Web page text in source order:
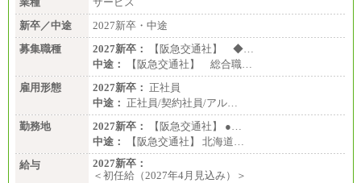
新卒／中途
2027新卒・中途
募集職種
2027新卒：
【阪急交通社】 ◆…
中途：
【阪急交通社】 総合職…
雇用形態
2027新卒： 正社員
中途： 正社員/契約社員/アル…
勤務地
2027新卒：
【阪急交通社】 ●…
中途：
【阪急交通社】 北海道…
給与
2027新卒：
＜初任給（2027年4月見込み）＞